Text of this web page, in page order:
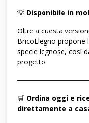
💡 Disponibile in
Oltre a questa
BricoElegno propone
specie legnose, così
progetto.
🛒 Ordina oggi e
direttamente a